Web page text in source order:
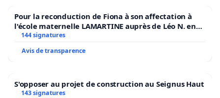
Les Amis de Kairos.
Pour la reconduction de Fiona à son affectation à
l'école maternelle LAMARTINE auprès de Léo N. en
2026/2027
144 signatures
Avis de transparence
S'opposer au projet de construction au Seignus Haut
143 signatures